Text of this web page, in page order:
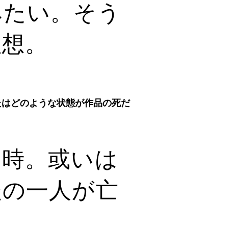
い。そう
。
どのような状態が作品の死だ
。或いは
一人が亡